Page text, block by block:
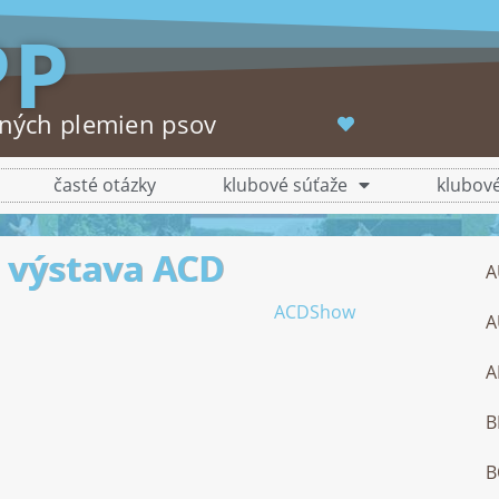
plemien psov
časté otázky klubové súťaže
ACD